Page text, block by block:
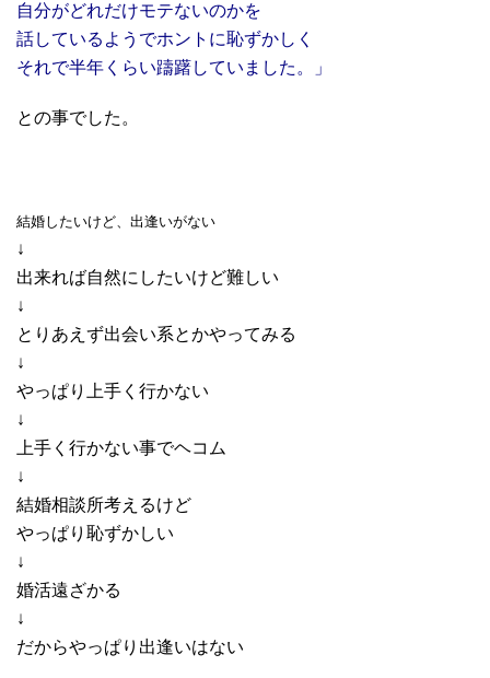
自分がどれだけモテないのかを
話しているようでホントに恥ずかしく
それで半年くらい躊躇していました。」
との事でした。
結婚したいけど、出逢いがない
↓
出来れば自然にしたいけど難しい
↓
とりあえず出会い系とかやってみる
↓
やっぱり上手く行かない
↓
上手く行かない事でヘコム
↓
結婚相談所考えるけど
やっぱり恥ずかしい
↓
婚活遠ざかる
↓
だからやっぱり出逢いはない